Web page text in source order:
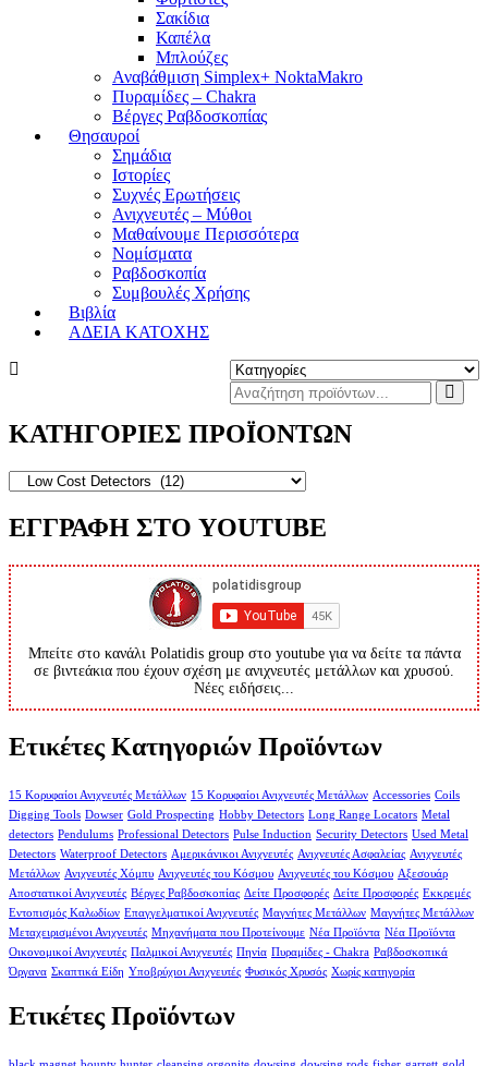
Σακίδια
Καπέλα
Μπλούζες
Αναβάθμιση Simplex+ NoktaMakro
Πυραμίδες – Chakra
Βέργες Ραβδοσκοπίας
Θησαυροί
Σημάδια
Ιστορίες
Συχνές Ερωτήσεις
Ανιχνευτές – Μύθοι
Μαθαίνουμε Περισσότερα
Νομίσματα
Ραβδοσκοπία
Συμβουλές Χρήσης
Βιβλία
ΑΔΕΙΑ ΚΑΤΟΧΗΣ
ΚΑΤΗΓΟΡΙΕΣ ΠΡΟΪΟΝΤΩΝ
ΕΓΓΡΑΦΗ ΣΤΟ YOUTUBE
Μπείτε στο κανάλι Polatidis group στο youtube για να δείτε τα πάντα
σε βιντεάκια που έχουν σχέση με ανιχνευτές μετάλλων και χρυσού.
Νέες ειδήσεις...
Ετικέτες Κατηγοριών Προϊόντων
15 Κορυφαίοι Ανιχνευτές Μετάλλων 15 Κορυφαίοι Ανιχνευτές Μετάλλων Accessories Coils
Digging Tools Dowser Gold Prospecting Hobby Detectors Long Range Locators Metal
detectors Pendulums Professional Detectors Pulse Induction Security Detectors Used Metal
Detectors Waterproof Detectors Αμερικάνικοι Ανιχνευτές Ανιχνευτές Ασφαλείας Ανιχνευτές
Μετάλλων Ανιχνευτές Χόμπυ Ανιχνευτές του Κόσμου Ανιχνευτές του Κόσμου Αξεσουάρ
Αποστατικοί Ανιχνευτές Βέργες Ραβδοσκοπίας Δείτε Προσφορές Δείτε Προσφορές Εκκρεμές
Εντοπισμός Καλωδίων Επαγγελματικοί Ανιχνευτές Μαγνήτες Μετάλλων Μαγνήτες Μετάλλων
Μεταχειρισμένοι Ανιχνευτές Μηχανήματα που Προτείνουμε Νέα Προϊόντα Νέα Προϊόντα
Οικονομικοί Ανιχνευτές Παλμικοί Ανιχνευτές Πηνία Πυραμίδες - Chakra Ραβδοσκοπικά
Όργανα Σκαπτικά Είδη Υποβρύχιοι Ανιχνευτές Φυσικός Χρυσός Χωρίς κατηγορία
Ετικέτες Προϊόντων